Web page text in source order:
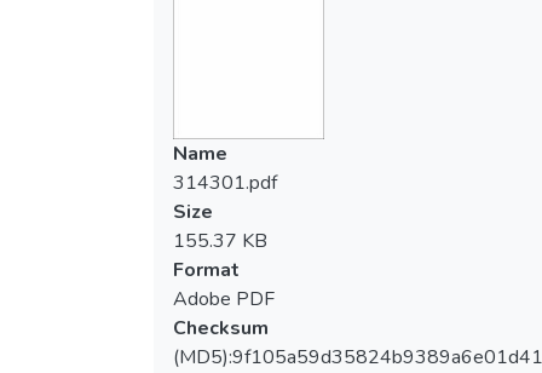
Name
314301.pdf
Size
155.37 KB
Format
Adobe PDF
Checksum